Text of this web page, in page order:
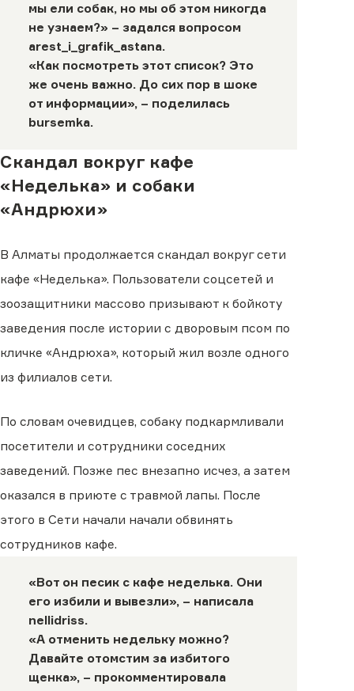
мы ели собак, но мы об этом никогда
не узнаем?» – задался вопросом
arest_i_grafik_astana.
«Как посмотреть этот список? Это
же очень важно. До сих пор в шоке
от информации», – поделилась
bursemka.
Скандал вокруг кафе
«Неделька» и собаки
«Андрюхи»
В Алматы продолжается скандал вокруг сети
кафе «Неделька». Пользователи соцсетей и
зоозащитники массово призывают к бойкоту
заведения после истории с дворовым псом по
кличке «Андрюха», который жил возле одного
из филиалов сети.
По словам очевидцев, собаку подкармливали
посетители и сотрудники соседних
заведений. Позже пес внезапно исчез, а затем
оказался в приюте с травмой лапы. После
этого в Сети начали начали обвинять
сотрудников кафе.
«Вот он песик с кафе неделька. Они
его избили и вывезли», – написала
nellidriss.
«А отменить недельку можно?
Давайте отомстим за избитого
щенка», – прокомментировала